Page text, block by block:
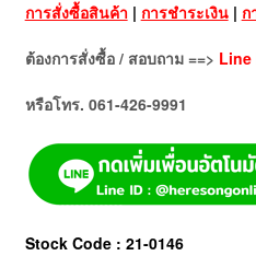
การสั่งซื้อสินค้า | การชำระเงิน| ก
ต้องการสั่งซื้อ / สอบถาม ==> Line
หรือโทร. 061-426-9991
Stock Code : 21-0146